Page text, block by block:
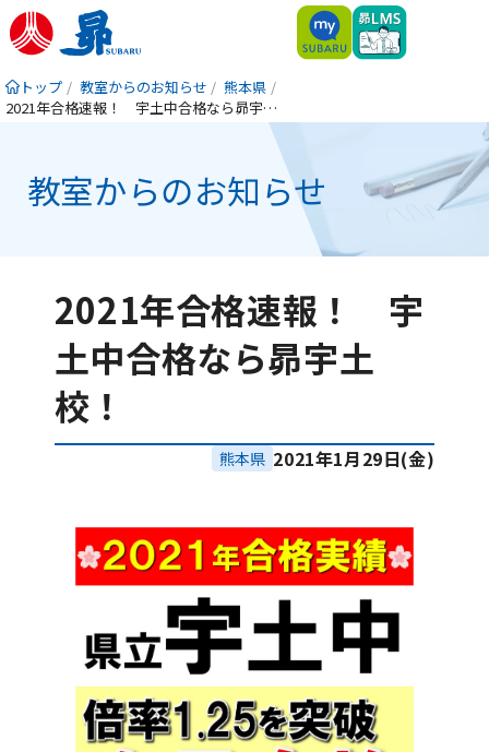
トップ 教室からのお知らせ
熊本県
2021年合格速報！ 宇土中合格なら昴宇土校！
教室からのお知らせ
2021年合格速報！ 宇
土中合格なら昴宇土
校！
熊本県 2021年1月29日(金)